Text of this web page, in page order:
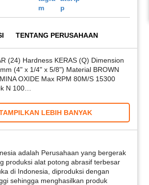
TENTANG PERUSAHAAN
(24) Hardness KERAS (Q) Dimension
(4" x 1/4" x 5/8") Material BROWN
OXIDE Max RPM 80M/S 15300
N 100…
LEBIH BANYAK
adalah Perusahaan yang bergerak
produksi alat potong abrasif terbesar
di Indonesia, diproduksi dengan
sehingga menghasilkan produk